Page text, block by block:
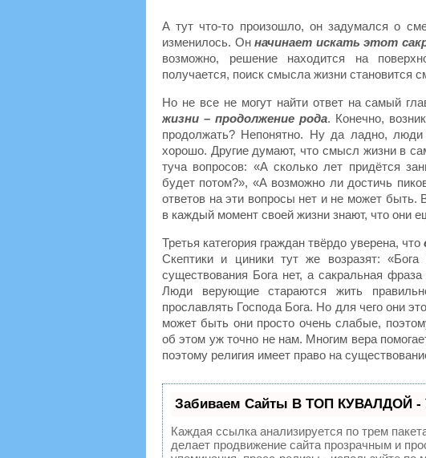
А тут что-то произошло, он задумался о
изменилось. Онначинает искать этот
возможно, решение находится на
получается, поиск смысла жизни становится
Но не все не могут найти ответ на самый
жизни – продолжение рода. Конечно,
продолжать? Непонятно. Ну да ладно,
хорошо. Другие думают, что смысл жизни в
туча вопросов: «А сколько лет придётся
будет потом?», «А возможно ли достичь
ответов на эти вопросы нет и не может быть.
в каждый момент своей жизни знают, что они
Третья категория граждан твёрдо уверена, что
Скептики и циники тут же возразят:
существования Бога нет, а сакральная
Люди верующие стараются жить
прославлять Господа Бога. Но для чего они
может быть они просто очень слабые,
об этом уж точно не нам. Многим вера
поэтому религия имеет право на
Забиваем Сайты В ТОП КУВАЛДОЙ -
Каждая ссылка анализируется по трем
делает продвижение сайта прозрачным и